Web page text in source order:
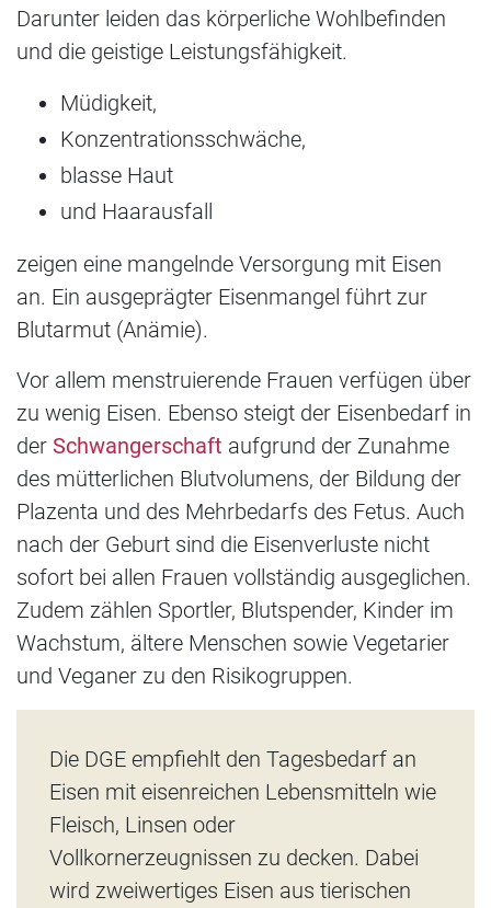
Darunter leiden das körperliche Wohlbefinden
und die geistige Leistungsfähigkeit.
Müdigkeit,
Konzentrationsschwäche,
blasse Haut
und Haarausfall
zeigen eine mangelnde Versorgung mit Eisen
an. Ein ausgeprägter Eisenmangel führt zur
Blutarmut (Anämie).
Vor allem menstruierende Frauen verfügen über
zu wenig Eisen. Ebenso steigt der Eisenbedarf in
der Schwangerschaft aufgrund der Zunahme
des mütterlichen Blutvolumens, der Bildung der
Plazenta und des Mehrbedarfs des Fetus. Auch
nach der Geburt sind die Eisenverluste nicht
sofort bei allen Frauen vollständig ausgeglichen.
Zudem zählen Sportler, Blutspender, Kinder im
Wachstum, ältere Menschen sowie Vegetarier
und Veganer zu den Risikogruppen.
Die DGE empfiehlt den Tagesbedarf an
Eisen mit eisenreichen Lebensmitteln wie
Fleisch, Linsen oder
Vollkornerzeugnissen zu decken. Dabei
wird zweiwertiges Eisen aus tierischen